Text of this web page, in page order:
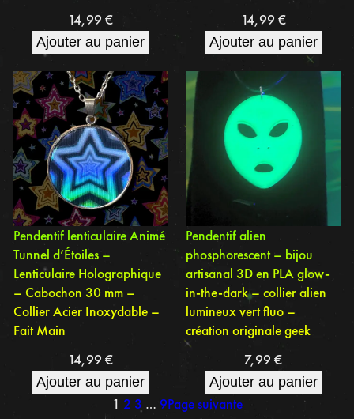
14,99€
Ajouter au panier
14,99 €
Ajouter au panier
Pendentif lenticulaire Animé
Tunnel d’Étoiles –
Lenticulaire Holographique
– Cabochon 30 mm –
Collier Acier Inoxydable –
Fait Main
14,99€
Ajouter au panier
Pendentif alien
phosphorescent – bijou
artisanal 3D en PLA glow-
in-the-dark – collier alien
lumineux vert fluo –
création originale geek
7,99€
Ajouter au panier
1 2 3 … 9Page suivante